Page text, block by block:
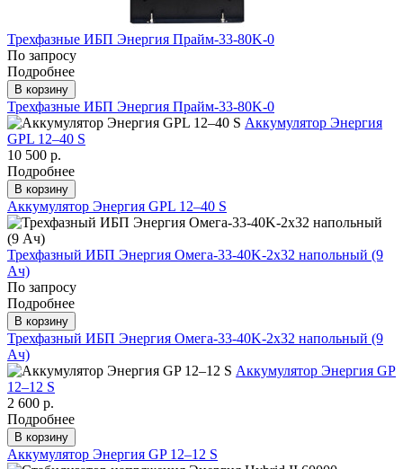
Трехфазные ИБП Энергия Прайм-33-80K-0
По запросу
Подробнее
В корзину
Трехфазные ИБП Энергия Прайм-33-80K-0
Аккумулятор Энергия
GPL 12–40 S
10 500 р.
Подробнее
В корзину
Аккумулятор Энергия GPL 12–40 S
Трехфазный ИБП Энергия Омега-33-40K-2x32 напольный (9
Ач)
По запросу
Подробнее
В корзину
Трехфазный ИБП Энергия Омега-33-40K-2x32 напольный (9
Ач)
Аккумулятор Энергия GP
12–12 S
2 600 р.
Подробнее
В корзину
Аккумулятор Энергия GP 12–12 S